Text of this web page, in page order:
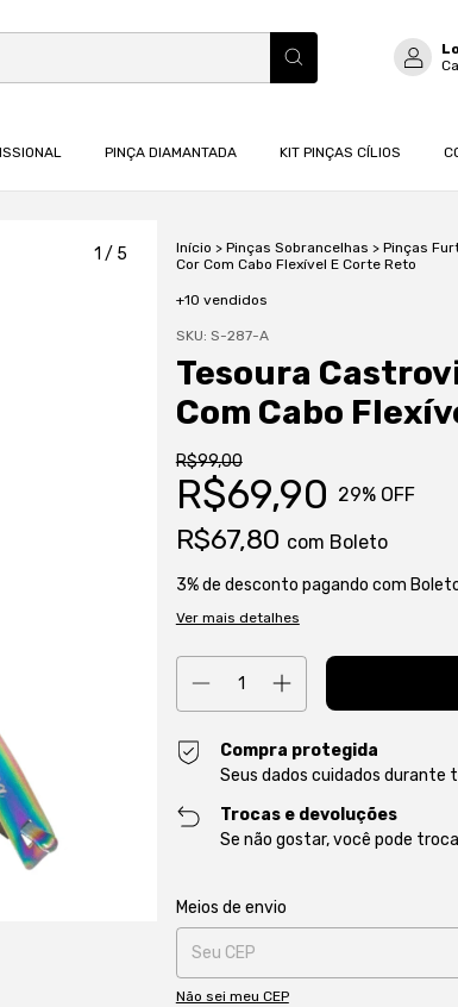
PINÇA DIAMANTADA KIT PINÇAS CÍLIOS
1 / 5 Início > Pinças Sobrancelhas > Pinças
Cor Com Cabo Flexível E Corte Reto
+10 vendidos
SKU: S-287-A
Tesoura
Com Cabo
R$99,00
R$69,90 29% OFF
R$67,80 com Boleto
3% de desconto pagando com
Ver mais detalhes
Compra protegida
Seus dados cuidados durante
Trocas e devoluções
Se não gostar, você pode
Entregas para o CEP:
Meios de envio
Não sei meu CEP